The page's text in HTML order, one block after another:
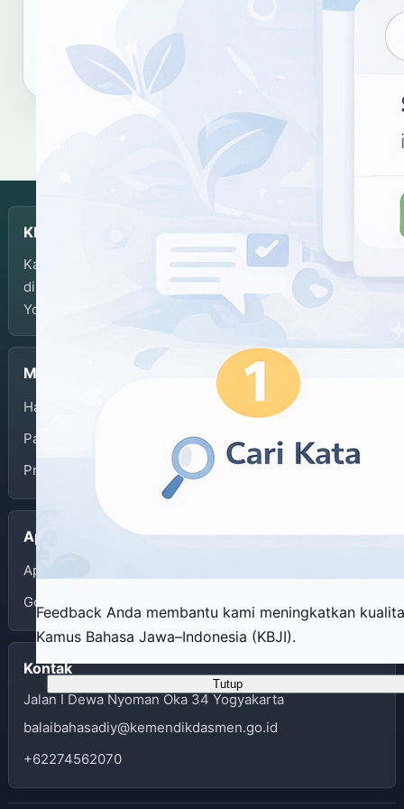
Feedback Anda membantu kami meningkatkan
Kamus Bahasa Jawa–Indonesia (KBJI).
Tutup
KBJI
Kamus Bahasa Jawa-Indonesia dikembangkan dan
dikelola oleh Balai Bahasa Provinsi Daerah Istimewa
Yogyakarta.
Menu
Halaman Depan
Panduan Penggunaan
Privacy Policy
Aplikasi
App Store
Google Play
Kontak
Jalan I Dewa Nyoman Oka 34 Yogyakarta
balaibahasadiy@kemendikdasmen.go.id
+62274562070